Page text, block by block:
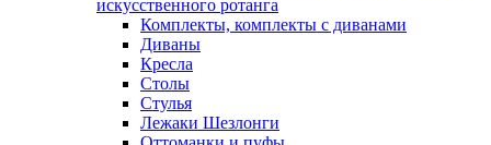
искусственного ротанга
Комплекты, комплекты с диванами
Диваны
Кресла
Столы
Стулья
Лежаки Шезлонги